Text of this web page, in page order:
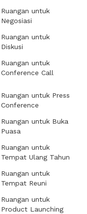
Ruangan untuk
Negosiasi
Ruangan untuk
Diskusi
Ruangan untuk
Conference Call
Ruangan untuk Press
Conference
Ruangan untuk Buka
Puasa
Ruangan untuk
Tempat Ulang Tahun
Ruangan untuk
Tempat Reuni
Ruangan untuk
Product Launching